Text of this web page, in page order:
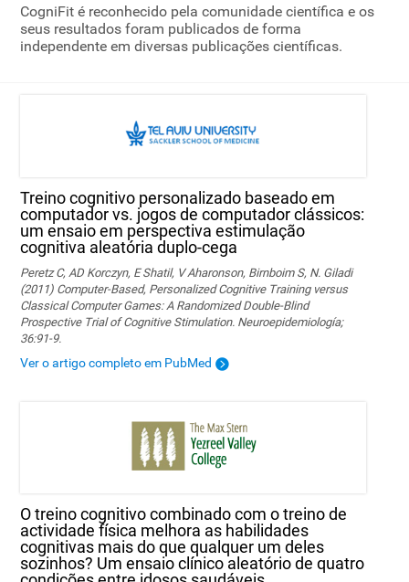
CogniFit é reconhecido pela comunidade científica e os
seus resultados foram publicados de forma
independente em diversas publicações científicas.
Treino cognitivo personalizado baseado em
computador vs. jogos de computador clássicos:
um ensaio em perspectiva estimulação
cognitiva aleatória duplo-cega
Peretz C, AD Korczyn, E Shatil, V Aharonson, Birnboim S, N. Giladi
(2011) Computer-Based, Personalized Cognitive Training versus
Classical Computer Games: A Randomized Double-Blind
Prospective Trial of Cognitive Stimulation. Neuroepidemiología;
36:91-9.
Ver o artigo completo em PubMed
O treino cognitivo combinado com o treino de
actividade física melhora as habilidades
cognitivas mais do que qualquer um deles
sozinhos? Um ensaio clínico aleatório de quatro